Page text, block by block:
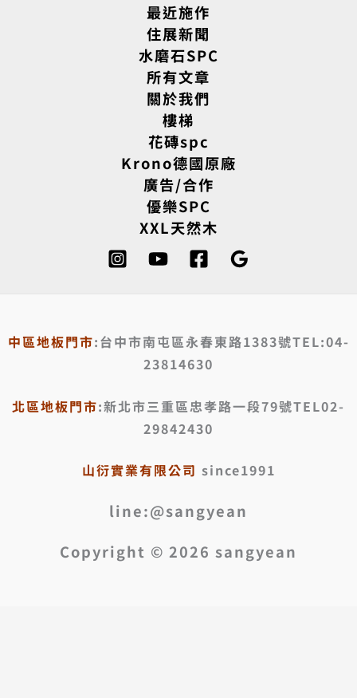
最近施作
住展新聞
水磨石SPC
所有文章
關於我們
樓梯
花磚spc
Krono德國原廠
廣告/合作
優樂SPC
XXL天然木
中區地板門市:台中市南屯區永春東路1383號TEL:04-
23814630
北區地板門市:新北市三重區忠孝路一段79號TEL02-
29842430
山衍實業有限公司 since1991
line:@sangyean
Copyright © 2026 sangyean